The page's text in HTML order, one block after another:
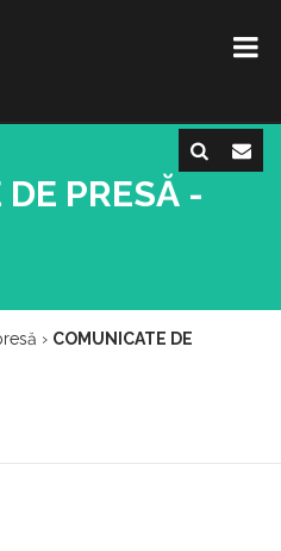
PRESĂ -
› COMUNICATE DE